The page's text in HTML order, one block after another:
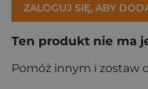
ZALOGUJ SIĘ, ABY
Ten produkt nie ma
Pomóż innym i zostaw